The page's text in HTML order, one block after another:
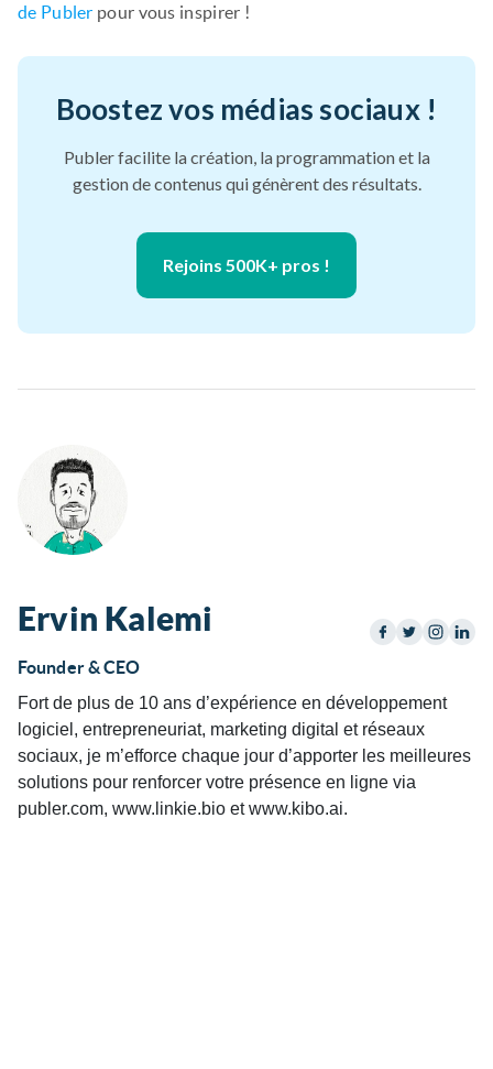
de Publer pour vous inspirer !
Boostez vos médias sociaux !
Publer facilite la création, la programmation et la
gestion de contenus qui génèrent des résultats.
Rejoins 500K+ pros !
Ervin Kalemi
Founder & CEO
Fort de plus de 10 ans d’expérience en développement
logiciel, entrepreneuriat, marketing digital et réseaux
sociaux, je m’efforce chaque jour d’apporter les meilleures
solutions pour renforcer votre présence en ligne via
publer.com, www.linkie.bio et www.kibo.ai.